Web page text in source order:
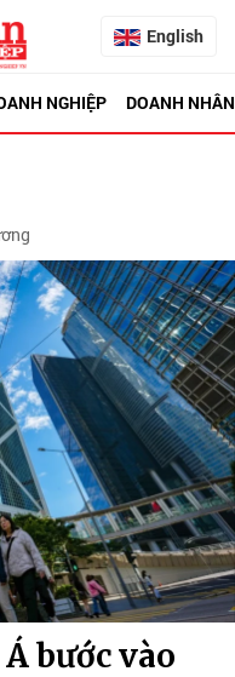
English
NGHIỆP DOANH NHÂN
bước vào